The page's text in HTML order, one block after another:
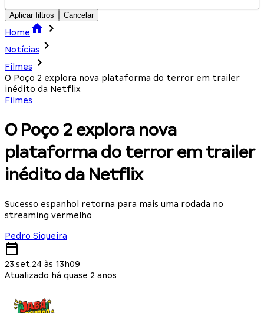
Aplicar filtros Cancelar
Home
Notícias
Filmes
O Poço 2 explora nova plataforma do terror em trailer
inédito da Netflix
Filmes
O Poço 2 explora nova
plataforma do terror em trailer
inédito da Netflix
Sucesso espanhol retorna para mais uma rodada no
streaming vermelho
Pedro Siqueira
23.set.24 às 13h09
Atualizado há quase 2 anos